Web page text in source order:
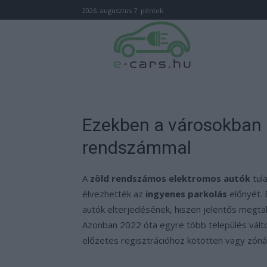
2026. augusztus 7. péntek
Ezekben a
rendszámmal
A zöld rendszámos elektromos autók
élvezhették az ingyenes parkolás előnyét.
autók elterjedésének, hiszen jelentős
Azonban 2022 óta egyre több település
előzetes regisztrációhoz kötötten vagy